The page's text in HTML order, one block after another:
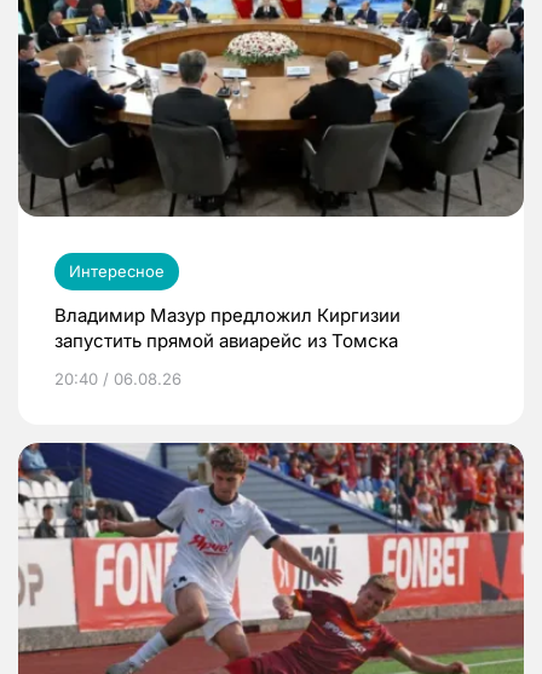
Интересное
Владимир Мазур предложил Киргизии
запустить прямой авиарейс из Томска
20:40 / 06.08.26